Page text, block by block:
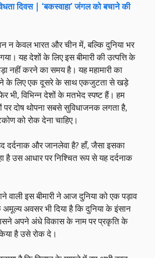
दिवस | ‘बकस्वाहा’ जंगल को बचाने की
न केवल भारत और चीन में, बल्कि दुनिया भर
यह देशों के लिए इस बीमारी की उत्पत्ति के
नहीं करने का समय है। यह महामारी का
के लिए एक दूसरे के साथ एकजुटता से खड़े
भी, विभिन्न देशों के मतभेद स्पष्ट हैं। हम
पर दोष थोपना सबसे सुविधाजनक लगता है,
को रोक देना चाहिए।
दर्दनाक और जानलेवा है? हाँ, जैसा इसका
है उस आधार पर निश्चित रूप से यह दर्दनाक
वाली इस बीमारी ने आज दुनिया को एक पड़ाव
अमूल्य अवसर भी दिया है कि दुनिया के इंसान
अपने अंधे विकास के नाम पर प्रकृति के
है उसे रोक दे।